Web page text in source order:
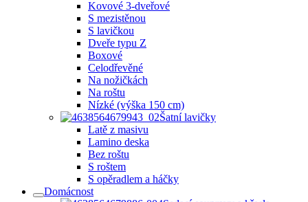
Kovové 3-dveřové
S mezistěnou
S lavičkou
Dveře typu Z
Boxové
Celodřevěné
Na nožičkách
Na roštu
Nízké (výška 150 cm)
Šatní lavičky
Latě z masivu
Lamino deska
Bez roštu
S roštem
S opěradlem a háčky
Domácnost